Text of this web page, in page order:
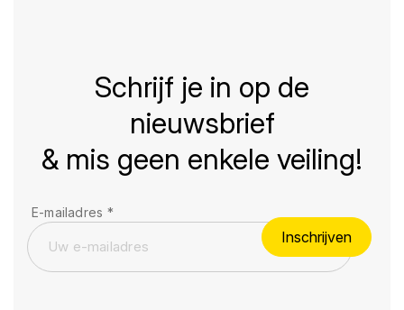
Schrijf je in op de
nieuwsbrief
& mis geen enkele veiling!
E-mailadres *
Inschrijven